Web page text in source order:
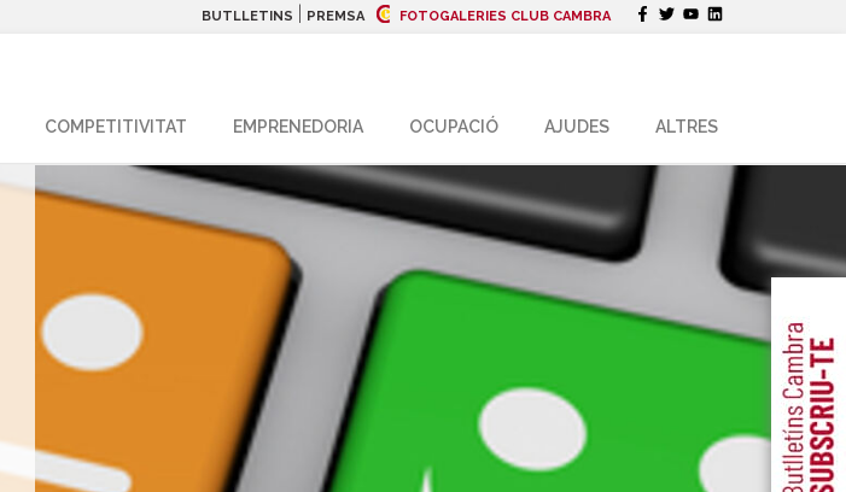
BUTLLETINS PREMSA FOTOGALERIES CLUB CAMBRA
COMPETITIVITAT EMPRENEDORIA OCUPACIÓ AJUDES ALTRES